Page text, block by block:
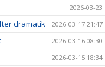
2026-03-23
dramatik 2026-03-17 21:47
2026-03-16 08:30
2026-03-15 18:34